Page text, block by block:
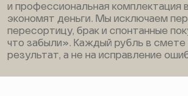
и профессиональная комплектация
экономят деньги. Мы исключаем
пересортицу, брак и спонтанные
что забыли». Каждый рубль в смете
результат, а не на исправление